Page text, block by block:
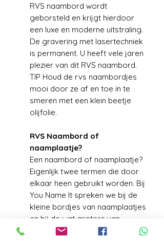
RVS naambord wordt
geborsteld en krijgt hierdoor
een luxe en moderne uitstraling.
De gravering met lasertechniek
is permanent. U heeft vele jaren
plezier van dit RVS naambord.
TIP Houd de rvs naambordjes
mooi door ze af en toe in te
smeren met een klein beetje
olijfolie.
RVS Naambord of
naamplaatje?
Een naambord of naamplaatje?
Eigenlijk twee termen die door
elkaar heen gebruikt worden. Bij
You Name It spreken we bij de
kleine bordjes van naamplaatjes
en bij de wat grotere van
naamborden. Beide bordjes